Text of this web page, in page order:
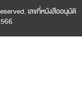
เลขที่หนังสืออนุมัติ